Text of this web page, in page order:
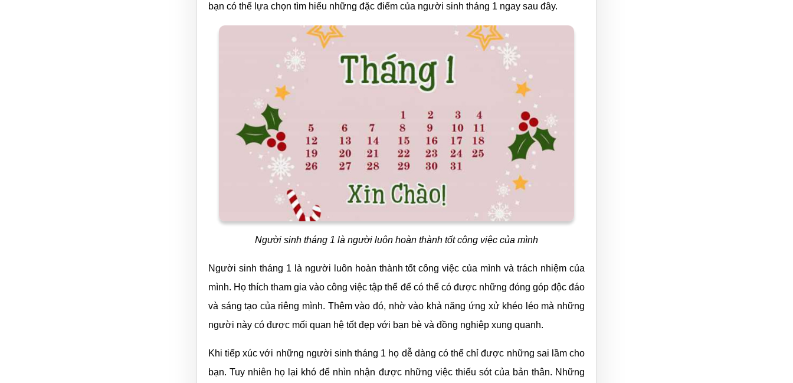
bạn có thể lựa chọn tìm hiểu những đặc điểm của người sinh tháng 1 ngay sau đây.
Người sinh tháng 1 là người luôn hoàn thành tốt công việc của mình
Người sinh tháng 1 là người luôn hoàn thành tốt công việc của mình và trách nhiệm của
mình. Họ thích tham gia vào công việc tập thể để có thể có được những đóng góp độc đáo
và sáng tạo của riêng mình. Thêm vào đó, nhờ vào khả năng ứng xử khéo léo mà những
người này có được mối quan hệ tốt đẹp với bạn bè và đồng nghiệp xung quanh.
Khi tiếp xúc với những người sinh tháng 1 họ dễ dàng có thể chỉ được những sai lầm cho
bạn. Tuy nhiên họ lại khó để nhìn nhận được những việc thiếu sót của bản thân. Những